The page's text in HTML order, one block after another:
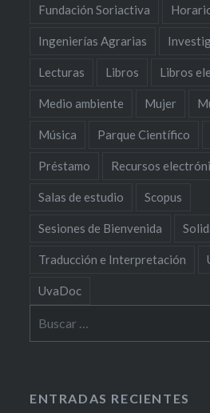
Fundación Soriactiva
Ingenierías Agrarias
Lecturas Libros Libros
Medio ambiente Mujer
Música Parque Científico
Préstamo Recursos
Salas de estudio Scopus
Sesiones de Bienvenida
Traducción e Interpretación
UvaDoc
ENTRADAS RECIENTES